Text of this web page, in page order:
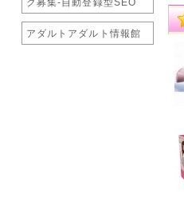
ク募集-自動登録型SEO
アダルトアダルト情報館